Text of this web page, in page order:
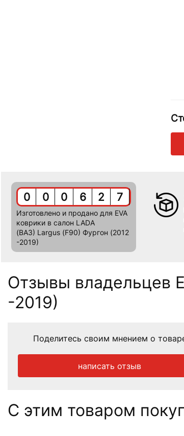
0 0 0 6 2 7
Изготовлено и продано для EVA
коврики в салон LADA
(ВАЗ) Largus (F90) Фургон (2012
-2019)
Отзывы владельцев
-2019)
Поделитесь своим мнением о
написать отзыв
С этим товаром